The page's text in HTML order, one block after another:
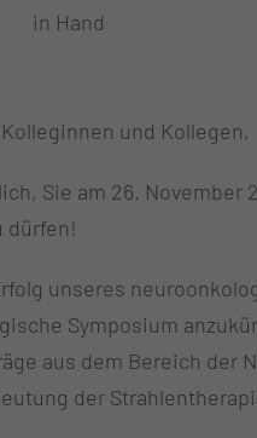
in Hand
und Kollegen,
Sie am 26.
dürfen!
unseres
Symposium
aus dem Bereich der
der